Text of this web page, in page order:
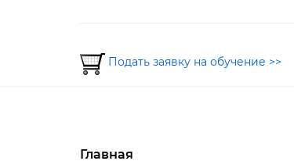
Подать заявку на обучение >>
Главная